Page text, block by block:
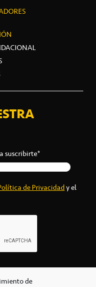
de
suscribirte*
de Privacidady el